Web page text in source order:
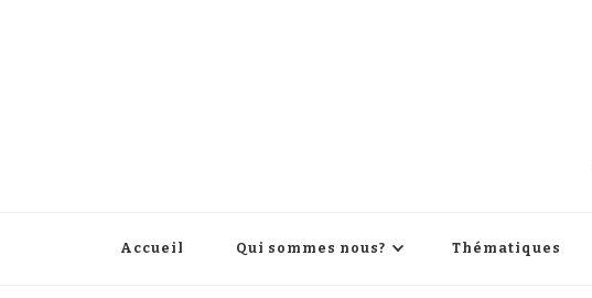
Accueil Qui sommes nous? Thématiques